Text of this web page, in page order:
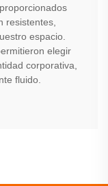
resistentes,
espacio.
elegir
corporativa,
fluido.